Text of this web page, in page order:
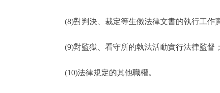
(8)對判決、裁定等生傚法律文書的執行工作
(9)對監獄、看守所的執法活動實行法律監督
(10)法律規定的其他職權。